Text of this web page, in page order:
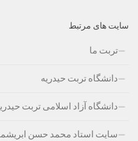
سایت های مرتبط
تربت ما
دانشگاه تربت حیدریه
دانشگاه آزاد اسلامی تربت
سایت استاد محمد حسن